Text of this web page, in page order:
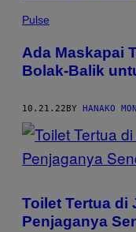
Pulse
Ada Maskapai
Bolak-Balik
10.21.22BY HANAKO
Toilet Tertua di
Penjaganya